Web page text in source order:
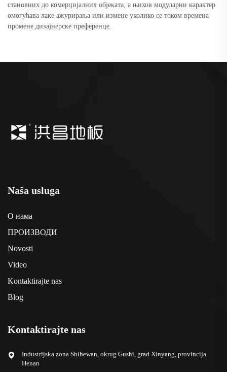
становних до комерцијалних објеката, а њихов модуларни карактер
омогућава лаке ажурирања или измене уколико се током времена
промене дизајнерске преференце.
Naša usluga
О нама
ПРОИЗВОДИ
Novosti
Video
Kontaktirajte nas
Blog
Kontaktirajte nas
Industrijska zona Shihewan, okrug Gushi, grad Xinyang, provincija
Henan